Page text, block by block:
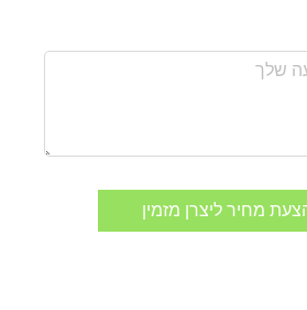
מחיר ליצרן מזמין